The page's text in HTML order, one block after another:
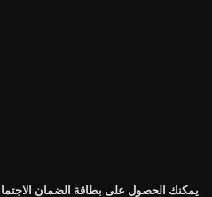
يمكنك الحصول على بطاقة الضمان